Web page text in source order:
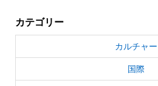
カテゴリー
カルチャー
国際